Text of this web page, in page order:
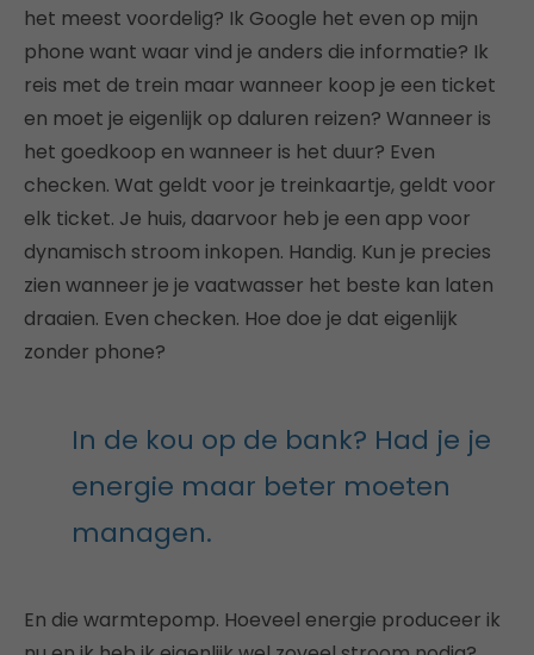
het meest voordelig? Ik Google het even op mijn
phone want waar vind je anders die informatie? Ik
reis met de trein maar wanneer koop je een ticket
en moet je eigenlijk op daluren reizen? Wanneer is
het goedkoop en wanneer is het duur? Even
checken. Wat geldt voor je treinkaartje, geldt voor
elk ticket. Je huis, daarvoor heb je een app voor
dynamisch stroom inkopen. Handig. Kun je precies
zien wanneer je je vaatwasser het beste kan laten
draaien. Even checken. Hoe doe je dat eigenlijk
zonder phone?
In de kou op de bank? Had je je
energie maar beter moeten
managen.
En die warmtepomp. Hoeveel energie produceer ik